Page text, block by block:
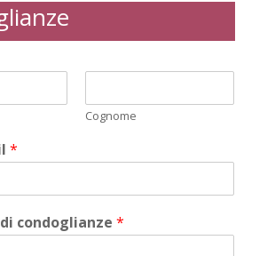
Cognome
*
condoglianze *